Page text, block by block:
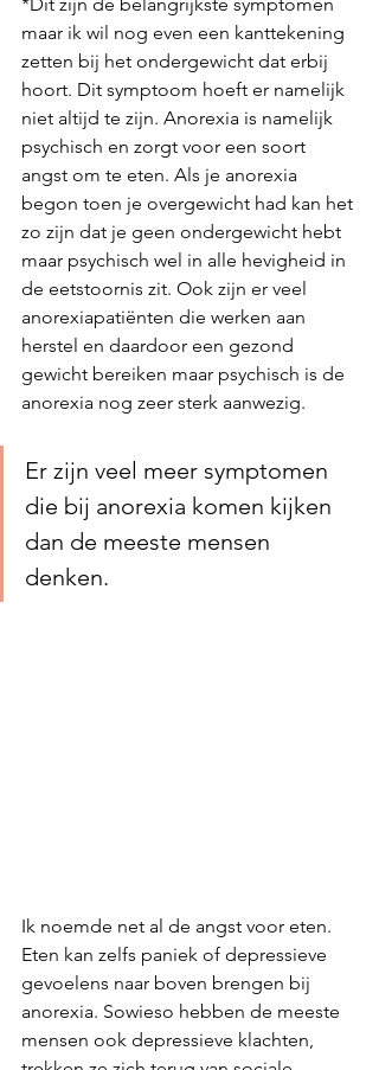
*Dit zijn de belangrijkste symptomen
maar ik wil nog even een kanttekening
zetten bij het ondergewicht dat erbij
hoort. Dit symptoom hoeft er namelijk
niet altijd te zijn. Anorexia is namelijk
psychisch en zorgt voor een soort
angst om te eten. Als je anorexia
begon toen je overgewicht had kan het
zo zijn dat je geen ondergewicht hebt
maar psychisch wel in alle hevigheid in
de eetstoornis zit. Ook zijn er veel
anorexiapatiënten die werken aan
herstel en daardoor een gezond
gewicht bereiken maar psychisch is de
anorexia nog zeer sterk aanwezig.
Er zijn veel meer symptomen
die bij anorexia komen kijken
dan de meeste mensen
denken.
Ik noemde net al de angst voor eten.
Eten kan zelfs paniek of depressieve
gevoelens naar boven brengen bij
anorexia. Sowieso hebben de meeste
mensen ook depressieve klachten,